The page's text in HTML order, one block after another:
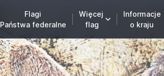
Flagi
Państwa federalne
Więcej
flag
Informacje
o kraju